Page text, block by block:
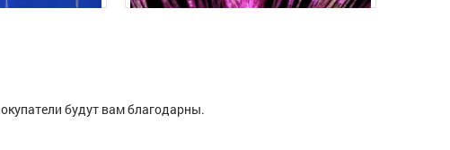
будут вам благодарны.